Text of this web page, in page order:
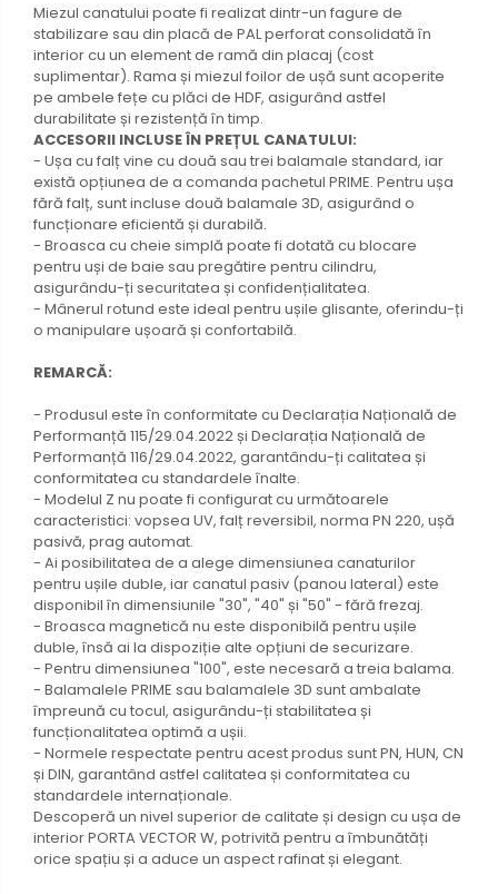
Miezul canatului poate fi realizat dintr-un fagure de
stabilizare sau din placă de PAL perforat consolidată în
interior cu un element de ramă din placaj (cost
suplimentar). Rama și miezul foilor de ușă sunt acoperite
pe ambele fețe cu plăci de HDF, asigurând astfel
durabilitate și rezistență în timp.
ACCESORII INCLUSE ÎN PREȚUL CANATULUI:
- Ușa cu falț vine cu două sau trei balamale standard, iar
există opțiunea de a comanda pachetul PRIME. Pentru ușa
fără falț, sunt incluse două balamale 3D, asigurând o
funcționare eficientă și durabilă.
- Broasca cu cheie simplă poate fi dotată cu blocare
pentru uși de baie sau pregătire pentru cilindru,
asigurându-ți securitatea și confidențialitatea.
- Mânerul rotund este ideal pentru ușile glisante, oferindu-ți
o manipulare ușoară și confortabilă.
REMARCĂ:
- Produsul este în conformitate cu Declarația Națională de
Performanță 115/29.04.2022 și Declarația Națională de
Performanță 116/29.04.2022, garantându-ți calitatea și
conformitatea cu standardele înalte.
- Modelul Z nu poate fi configurat cu următoarele
caracteristici: vopsea UV, falț reversibil, norma PN 220, ușă
pasivă, prag automat.
- Ai posibilitatea de a alege dimensiunea canaturilor
pentru ușile duble, iar canatul pasiv (panou lateral) este
disponibil în dimensiunile "30", "40" și "50" - fără frezaj.
- Broasca magnetică nu este disponibilă pentru ușile
duble, însă ai la dispoziție alte opțiuni de securizare.
- Pentru dimensiunea "100", este necesară a treia balama.
- Balamalele PRIME sau balamalele 3D sunt ambalate
împreună cu tocul, asigurându-ți stabilitatea și
funcționalitatea optimă a ușii.
- Normele respectate pentru acest produs sunt PN, HUN, CN
și DIN, garantând astfel calitatea și conformitatea cu
standardele internaționale.
Descoperă un nivel superior de calitate și design cu ușa de
interior PORTA VECTOR W, potrivită pentru a îmbunătăți
orice spațiu și a aduce un aspect rafinat și elegant.